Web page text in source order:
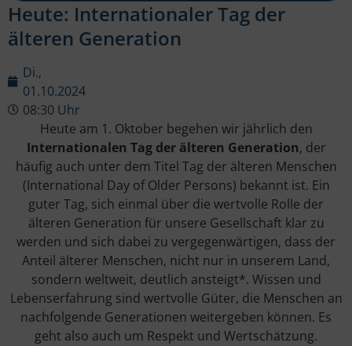
Heute: Internationaler Tag der
älteren Generation
Di.,
01.10.2024
08:30 Uhr
Heute am 1. Oktober begehen wir jährlich den
Internationalen Tag der älteren Generation, der
häufig auch unter dem Titel Tag der älteren Menschen
(International Day of Older Persons) bekannt ist. Ein
guter Tag, sich einmal über die wertvolle Rolle der
älteren Generation für unsere Gesellschaft klar zu
werden und sich dabei zu vergegenwärtigen, dass der
Anteil älterer Menschen, nicht nur in unserem Land,
sondern weltweit, deutlich ansteigt*. Wissen und
Lebenserfahrung sind wertvolle Güter, die Menschen an
nachfolgende Generationen weitergeben können. Es
geht also auch um Respekt und Wertschätzung.